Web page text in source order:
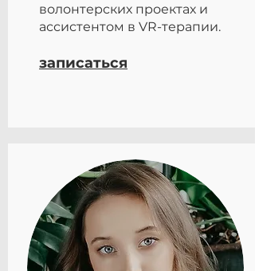
волонтерских проектах и
ассистентом в VR-терапии.
записаться